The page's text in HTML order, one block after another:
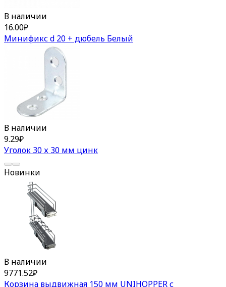
В наличии
16.00₽
Минификс d 20 + дюбель Белый
В наличии
9.29₽
Уголок 30 х 30 мм цинк
Новинки
В наличии
9771.52₽
Корзина выдвижная 150 мм UNIHOPPER с